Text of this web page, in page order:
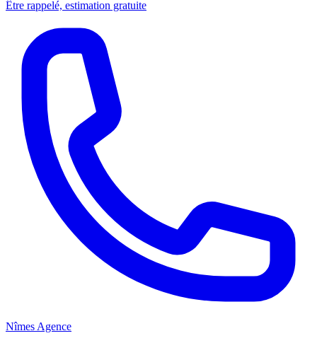
Être rappelé, estimation gratuite
Nîmes Agence